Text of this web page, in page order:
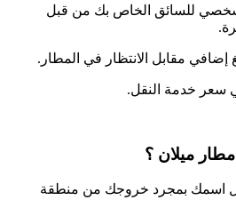
للسائق الخاص بك من قبل
مقابل الانتظار في المطار.
سعر خدمة النقل.
ميلان ؟
اسمك بمجرد خروجك من منطقة